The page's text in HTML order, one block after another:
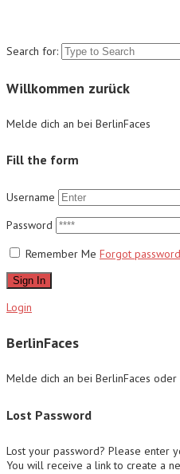
Search for:
Willkommen zurück
Melde dich an bei BerlinFaces
Fill the form
Username
Password
Remember Me Forgot
Sign In
Login
BerlinFaces
Melde dich an bei BerlinFaces
Lost Password
Lost your password? Please enter
You will receive a link to create a